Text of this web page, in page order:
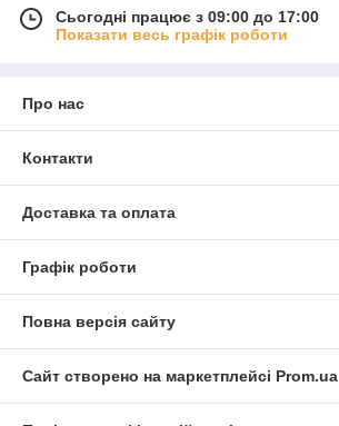
Сьогодні працює з 09:00 до 17:00
Показати весь графік роботи
Про нас
Контакти
Доставка та оплата
Графік роботи
Повна версія сайту
Сайт створено на маркетплейсі Prom.ua